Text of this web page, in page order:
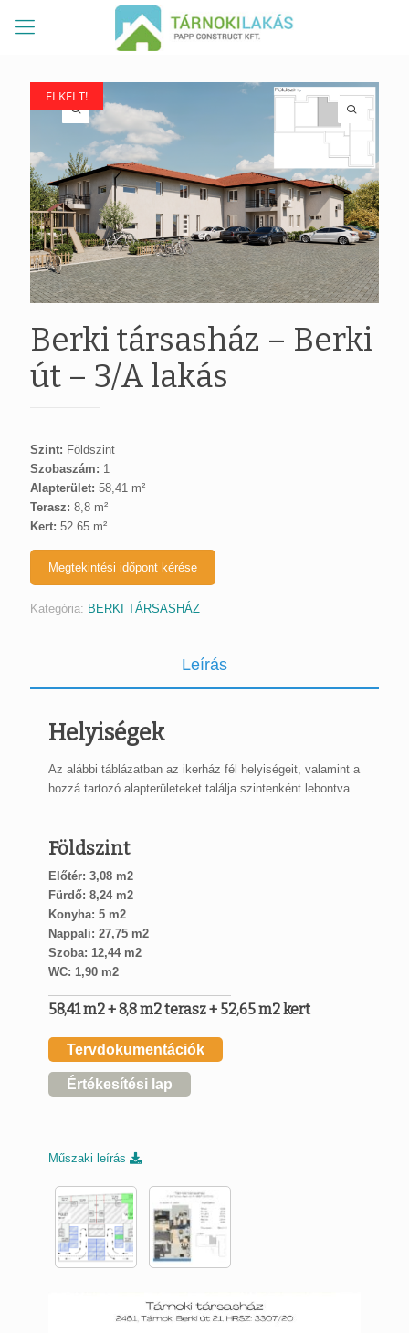
ELKELT!
ELKELT!
Berki társasház – Berki
út – 3/A lakás
Szint: Földszint
Szobaszám: 1
Alapterület: 58,41 m²
Terasz: 8,8 m²
Kert: 52.65 m²
Megtekintési időpont kérése
Kategória: BERKI TÁRSASHÁZ
Leírás
Helyiségek
Az alábbi táblázatban az ikerház fél helyiségeit, valamint a
hozzá tartozó alapterületeket találja szintenként lebontva.
Földszint
Előtér: 3,08 m2
Fürdő: 8,24 m2
Konyha: 5 m2
Nappali: 27,75 m2
Szoba: 12,44 m2
WC: 1,90 m2
58,41 m2 + 8,8 m2 terasz + 52,65 m2 kert
Tervdokumentációk
Értékesítési lap
Műszaki leírás